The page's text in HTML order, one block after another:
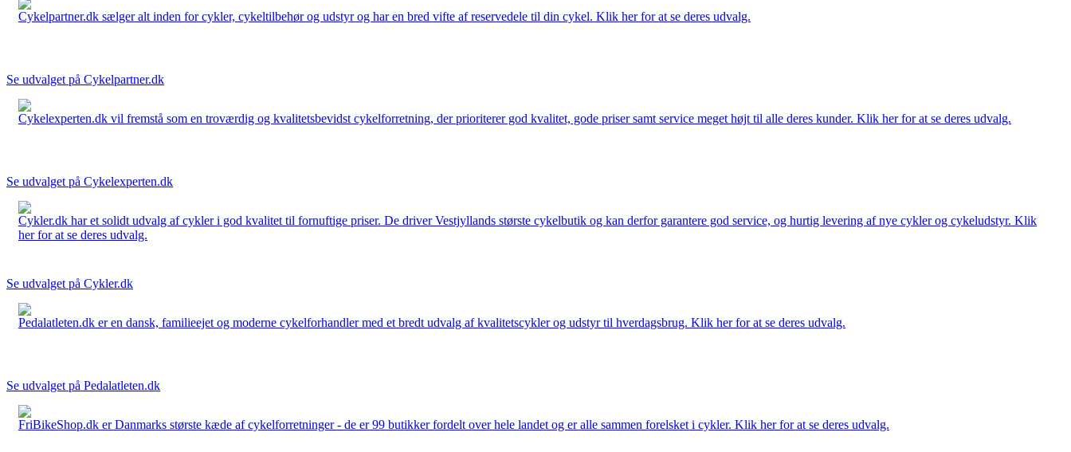
Cykelpartner.dk sælger alt inden for cykler, cykeltilbehør og udstyr og har en bred vifte af reservedele til din cykel. Klik her for at se deres udvalg.
Se udvalget på Cykelpartner.dk
Cykelexperten.dk vil fremstå som en troværdig og kvalitetsbevidst cykelforretning, der prioriterer god kvalitet, gode priser samt service meget højt til alle deres kunder. Klik her for at se deres udvalg.
Se udvalget på Cykelexperten.dk
Cykler.dk har et solidt udvalg af cykler i god kvalitet til fornuftige priser. De driver Vestjyllands største cykelbutik og kan derfor garantere god service, og hurtig levering af nye cykler og cykeludstyr. Klik
her for at se deres udvalg.
Se udvalget på Cykler.dk
Pedalatleten.dk er en dansk, familieejet og moderne cykelforhandler med et bredt udvalg af kvalitetscykler og udstyr til hverdagsbrug. Klik her for at se deres udvalg.
Se udvalget på Pedalatleten.dk
FriBikeShop.dk er Danmarks største kæde af cykelforretninger - de er 99 butikker fordelt over hele landet og er alle sammen forelsket i cykler. Klik her for at se deres udvalg.